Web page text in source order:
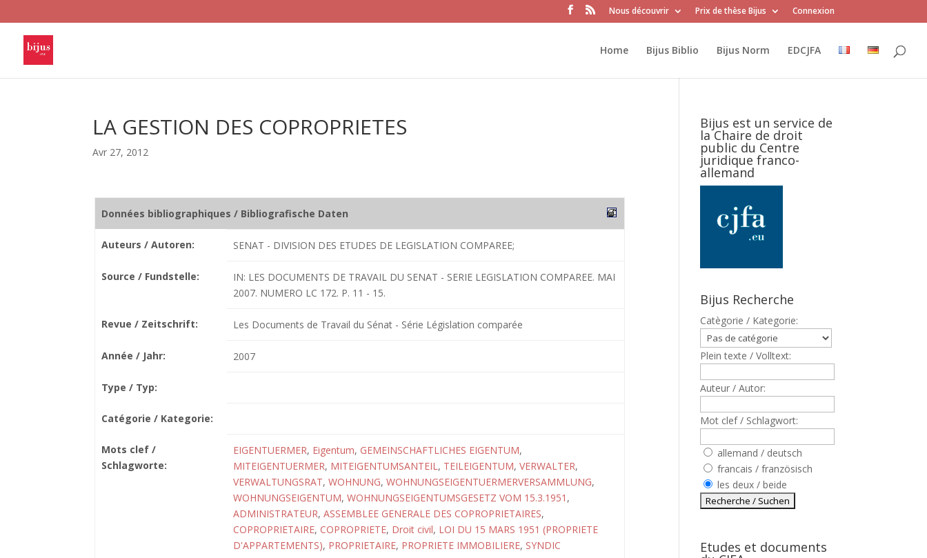
Nous découvrir Prix de thèse Bijus Connexion
Home Bijus Biblio Bijus Norm EDCJFA
LA GESTION DES COPROPRIETES
Avr 27, 2012
Données bibliographiques / Bibliografische Daten
Auteurs / Autoren: SENAT - DIVISION DES ETUDES DE LEGISLATION COMPAREE;
Source / Fundstelle:
IN: LES DOCUMENTS DE TRAVAIL DU SENAT - SERIE LEGISLATION COMPAREE. MAI
2007. NUMERO LC 172. P. 11 - 15.
Revue / Zeitschrift: Les Documents de Travail du Sénat - Série Législation comparée
Année / Jahr: 2007
Type / Typ:
Catégorie / Kategorie:
Mots clef /
Schlagworte:
EIGENTUERMER, Eigentum, GEMEINSCHAFTLICHES EIGENTUM,
MITEIGENTUERMER, MITEIGENTUMSANTEIL, TEILEIGENTUM, VERWALTER,
VERWALTUNGSRAT, WOHNUNG, WOHNUNGSEIGENTUERMERVERSAMMLUNG,
WOHNUNGSEIGENTUM, WOHNUNGSEIGENTUMSGESETZ VOM 15.3.1951 ,
ADMINISTRATEUR, ASSEMBLEE GENERALE DES COPROPRIETAIRES,
COPROPRIETAIRE, COPROPRIETE, Droit civil, LOI DU 15 MARS 1951 (PROPRIETE
D'APPARTEMENTS), PROPRIETAIRE, PROPRIETE IMMOBILIERE, SYNDIC
Bijus est un service de
la Chaire de droit
public du Centre
juridique franco-
allemand
Bijus Recherche
Catègorie / Kategorie:
Plein texte / Volltext:
Auteur / Autor:
Mot clef / Schlagwort:
allemand / deutsch
francais / französisch
les deux / beide
Etudes et documents